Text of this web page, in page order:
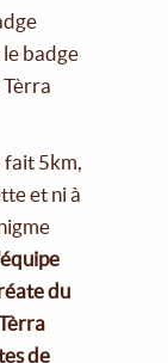
badge
Tèrra
fait 5km,
et ni à
du
de